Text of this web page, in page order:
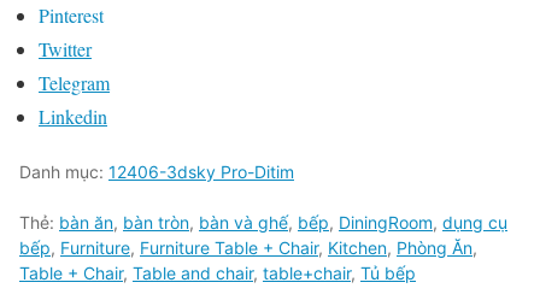
Pinterest
Twitter
Telegram
Linkedin
Danh mục: 12406-3dsky Pro-Ditim
Thẻ: bàn ăn, bàn tròn, bàn và ghế, bếp, DiningRoom, dụng cụ
bếp, Furniture, Furniture Table + Chair, Kitchen, Phòng Ăn,
Table + Chair, Table and chair, table+chair, Tủ bếp